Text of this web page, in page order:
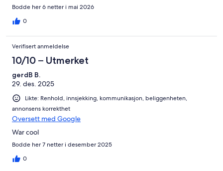
Bodde her 6 netter i mai 2026
0
Verifisert anmeldelse
10/10 – Utmerket
gerdB B.
29. des. 2025
Likte: Renhold, innsjekking, kommunikasjon, beliggenheten,
annonsens korrekthet
Oversett med Google
War cool
Bodde her 7 netter i desember 2025
0